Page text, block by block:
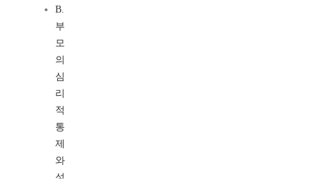
B.
부
모
의
심
리
적
통
제
와